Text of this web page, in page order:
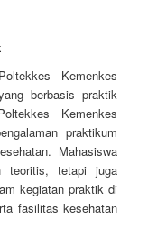
Kemenkes
berbasis praktik
Kemenkes
praktikum
Mahasiswa
teoritis, tetapi juga
kegiatan praktik di
fasilitas kesehatan